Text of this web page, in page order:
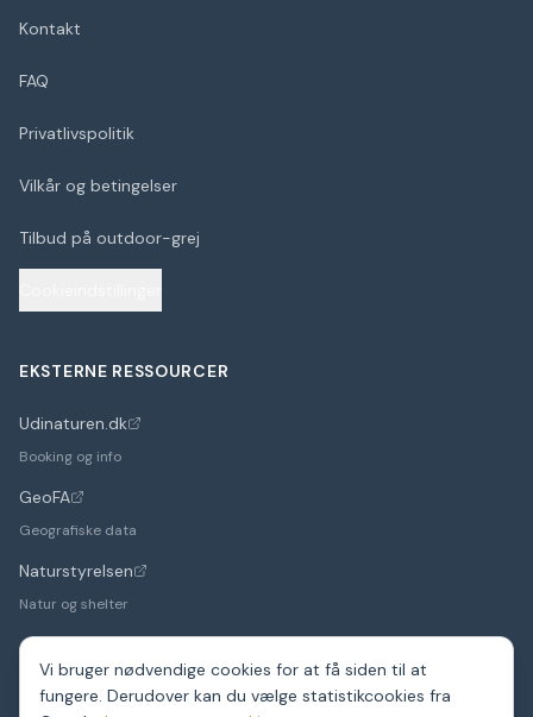
Vi bruger nødvendige cookies for at få siden til at
fungere. Derudover kan du vælge statistikcookies fra
Kontakt
FAQ
Privatlivspolitik
Vilkår og betingelser
Tilbud på outdoor-grej
EKSTERNE RESSOURCER
Udinaturen.dk
(åbner i nyt faneblad)
Booking og info
GeoFA
(åbner i nyt faneblad)
Geografiske data
Naturstyrelsen
(åbner i nyt faneblad)
Natur og shelter